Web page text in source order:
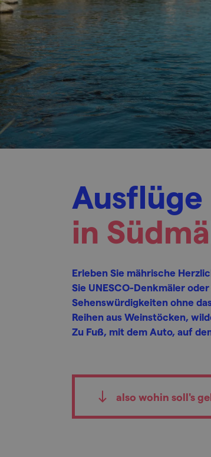
Ausflüge
in
Erleben Sie mährische
Sie UNESCO-Denkmäler
Sehenswürdigkeiten ohne
Reihen aus Weinstöcken,
Zu Fuß, mit dem Auto, auf
also wohin soll's